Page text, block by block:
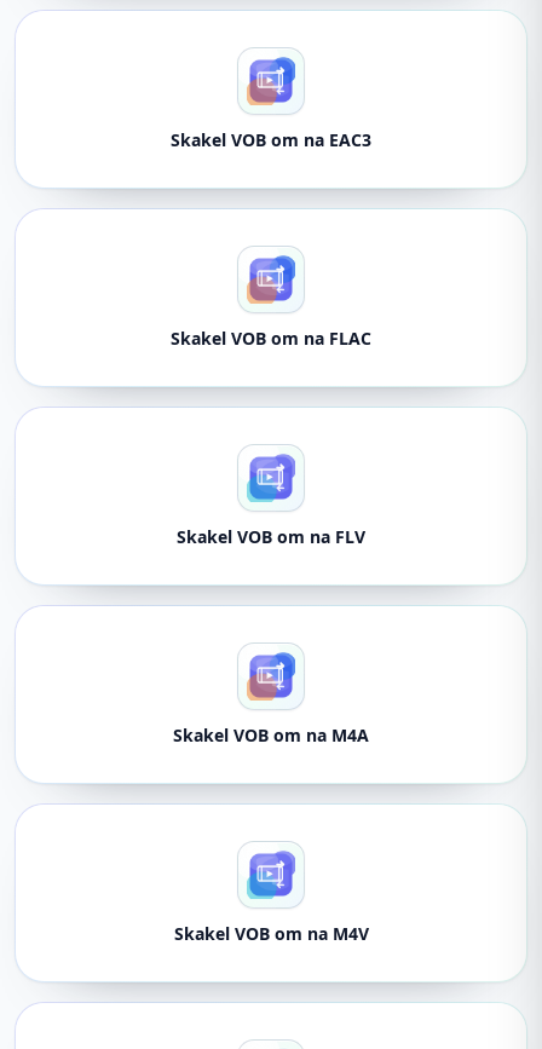
Skakel VOB om na EAC3
Skakel VOB om na FLAC
Skakel VOB om na FLV
Skakel VOB om na M4A
Skakel VOB om na M4V